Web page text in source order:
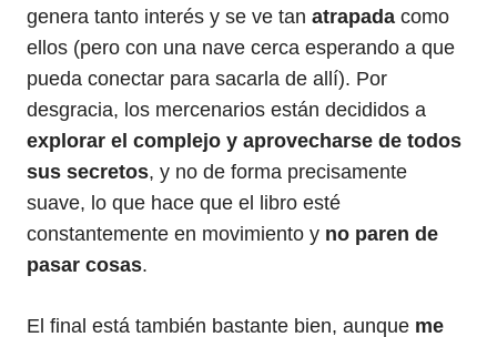
genera tanto interés y se ve tan atrapada como
ellos (pero con una nave cerca esperando a que
pueda conectar para sacarla de allí). Por
desgracia, los mercenarios están decididos a
explorar el complejo y aprovecharse de todos
sus secretos, y no de forma precisamente
suave, lo que hace que el libro esté
constantemente en movimiento y no paren de
pasar cosas.
El final está también bastante bien, aunque me